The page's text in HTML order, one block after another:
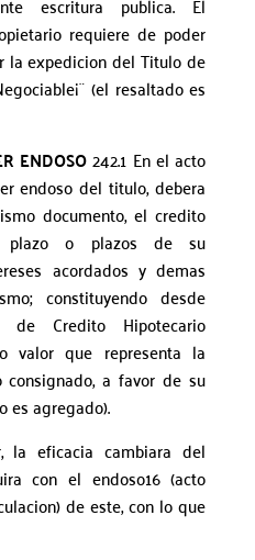
requiere de poder
la expedicion del Titulo de
(el resaltado es
ENDOSO242.1 En el acto
endoso del titulo, debera
documento, el credito
plazo o plazos de su
acordados y demas
constituyendo desde
Credito Hipotecario
valor que representa la
a favor de su
es agregado).
la eficacia cambiara del
con el endoso16 (acto
de este, con lo que